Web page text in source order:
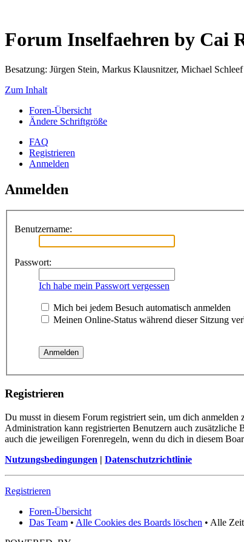
Forum Inselfaehren by Cai
Besatzung: Jürgen Stein, Markus Klausnitzer, Michael
Zum Inhalt
Foren-Übersicht
Ändere Schriftgröße
FAQ
Registrieren
Anmelden
Anmelden
Benutzername:
Passwort:
Ich habe mein Passwort vergessen
Mich bei jedem Besuch automatisch anmelden
Meinen Online-Status während dieser Sitzung
Registrieren
Du musst in diesem Forum registriert sein, um dich
Administration kann registrierten Benutzern auch zusätzliche
auch die jeweiligen Forenregeln, wenn du dich in diesem
Nutzungsbedingungen | Datenschutzrichtlinie
Registrieren
Foren-Übersicht
Das Team • Alle Cookies des Boards löschen • Alle